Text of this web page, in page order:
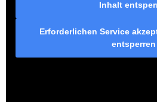
Inhalt
Erforderlichen Service
entsperren